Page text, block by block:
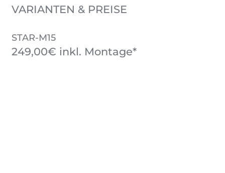
VARIANTEN & PREISE
STAR-M15
249,00€ inkl. Montage*